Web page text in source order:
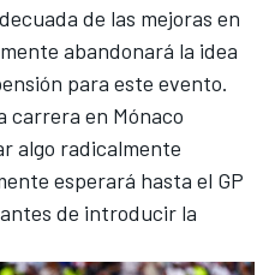
de las mejoras en
abandonará la idea
para este evento.
carrera en Mónaco
algo radicalmente
esperará hasta el GP
de introducir la